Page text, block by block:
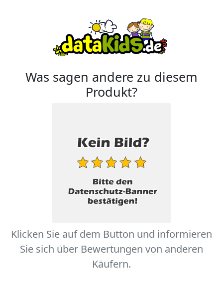
Was sagen andere zu diesem
Produkt?
Klicken Sie auf dem Button und informieren
Sie sich über Bewertungen von anderen
Käufern.